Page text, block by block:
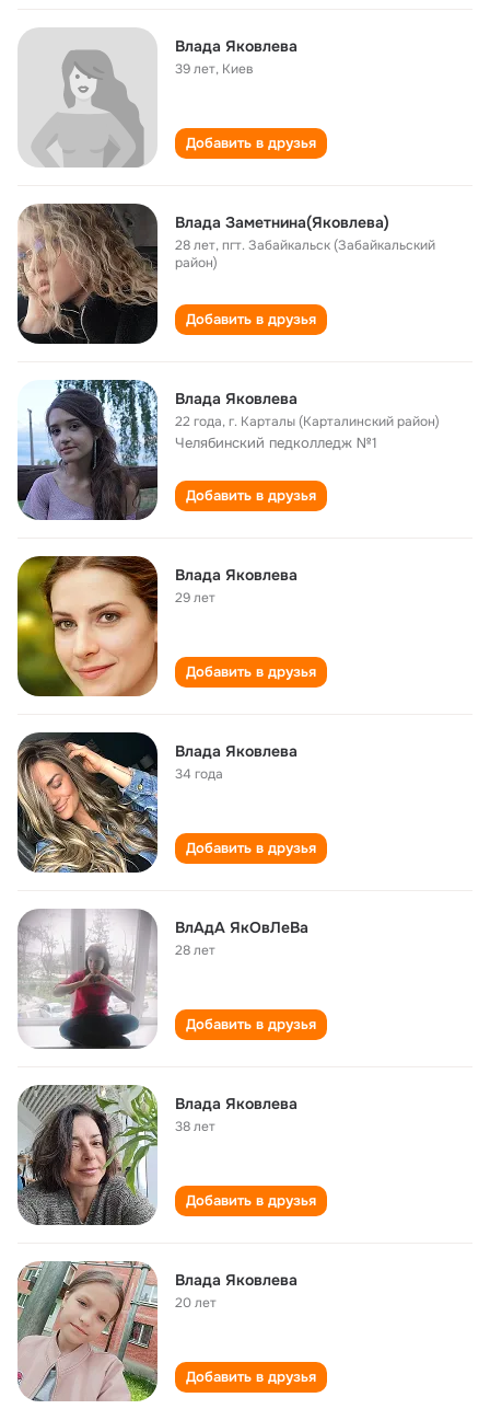
Влада Яковлева
39 лет, Киев
Добавить в друзья
Влада Заметнина(Яковлева)
28 лет,пгт. Забайкальск (Забайкальский
район)
Добавить в друзья
Влада Яковлева
22 года,г. Карталы (Карталинский район)
Челябинский педколледж №1
Добавить в друзья
Влада Яковлева
29 лет
Добавить в друзья
Влада Яковлева
34 года
Добавить в друзья
ВлАдА ЯкОвЛеВа
28 лет
Добавить в друзья
Влада Яковлева
38 лет
Добавить в друзья
Влада Яковлева
20 лет
Добавить в друзья